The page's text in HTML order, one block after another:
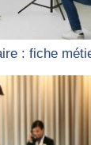
: fiche